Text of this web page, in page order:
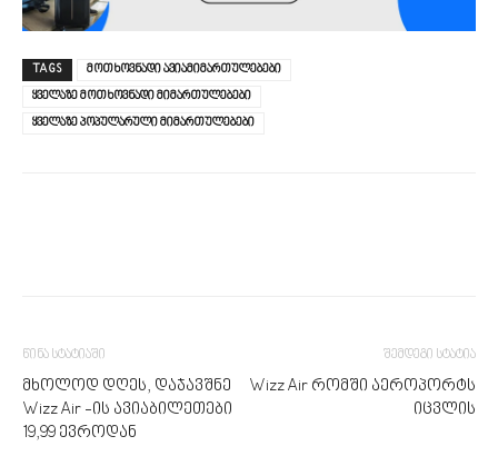
TAGS
მოთხოვნადი ავიამიმართულებები
ყველაზე მოთხოვნადი მიმართულებები
ყველაზე პოპულარული მიმართულებები
წინა სტატიაში
მხოლოდ დღეს, დაჯავშნე
Wizz Air -ის ავიაბილეთები
19,99 ევროდან
შემდეგი სტატია
Wizz Air რომში აეროპორტს
იცვლის